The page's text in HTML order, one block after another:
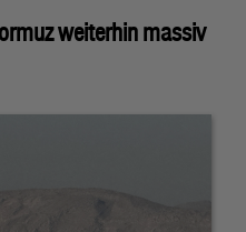
weiterhin massiv